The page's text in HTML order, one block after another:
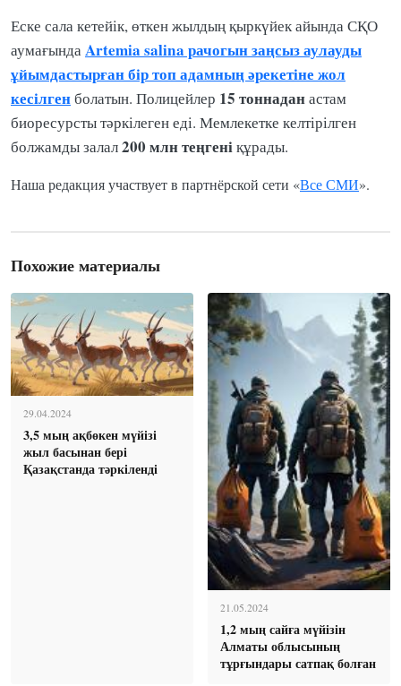
Еске сала кетейік, өткен жылдың қыркүйек айында СҚО
аумағындаArtemia salina рачогын заңсыз аулауды
ұйымдастырған бір топ адамның әрекетіне жол
кесілгенболатын. Полицейлер 15 тоннаданастам
биоресурсты тәркілеген еді. Мемлекетке келтірілген
болжамды залал200 млн теңгеніқұрады.
Наша редакция участвует в партнёрской сети «Все СМИ».
Похожие материалы
29.04.2024
3,5 мың ақбөкен мүйізі
жыл басынан бері
Қазақстанда тәркіленді
21.05.2024
1,2 мың сайға мүйізін
Алматы облысының
тұрғындары сатпақ болған